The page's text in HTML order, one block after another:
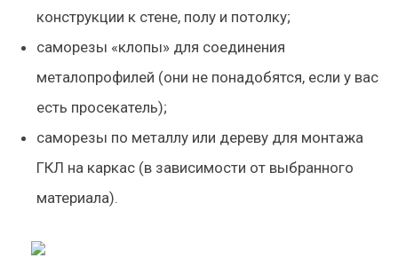
конструкции к стене, полу и потолку;
саморезы «клопы» для соединения
металопрофилей (они не понадобятся, если у вас
есть просекатель);
саморезы по металлу или дереву для монтажа
ГКЛ на каркас (в зависимости от выбранного
материала).